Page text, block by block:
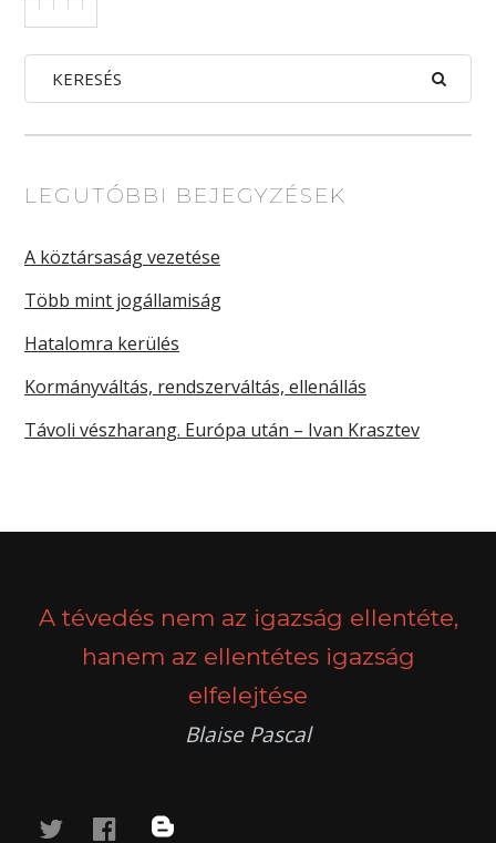
LEGUTÓBBI BEJEGYZÉSEK
A köztársaság vezetése
Több mint jogállamiság
Hatalomra kerülés
Kormányváltás, rendszerváltás, ellenállás
Távoli vészharang. Európa után – Ivan Krasztev
A tévedés nem az igazság ellentéte,
hanem az ellentétes igazság
elfelejtése
Blaise Pascal
twitterfacebook
blog